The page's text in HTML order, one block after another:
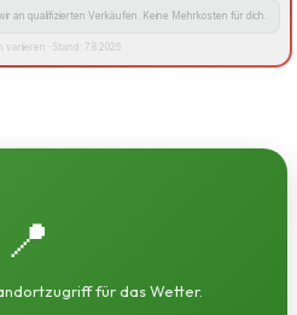
an qualifizierten Verkäufen. Keine Mehrkosten für dich.
variieren · Stand: 7.8.2026
📍
für das Wetter.